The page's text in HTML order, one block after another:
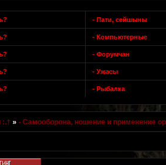
- Пати, сейшыны
- Компьютерные
- Форумчан
- Ужасы
- Рыбалка
»- Самооборона, ношение и применение